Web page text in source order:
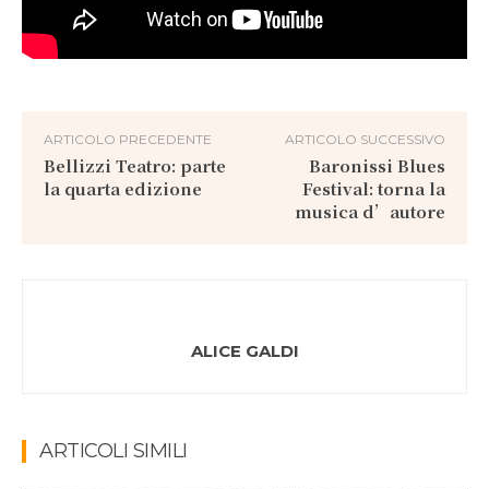
ARTICOLO PRECEDENTE
Bellizzi Teatro: parte
la quarta edizione
ARTICOLO SUCCESSIVO
Baronissi Blues
Festival: torna la
musica d’autore
ALICE GALDI
ARTICOLI SIMILI